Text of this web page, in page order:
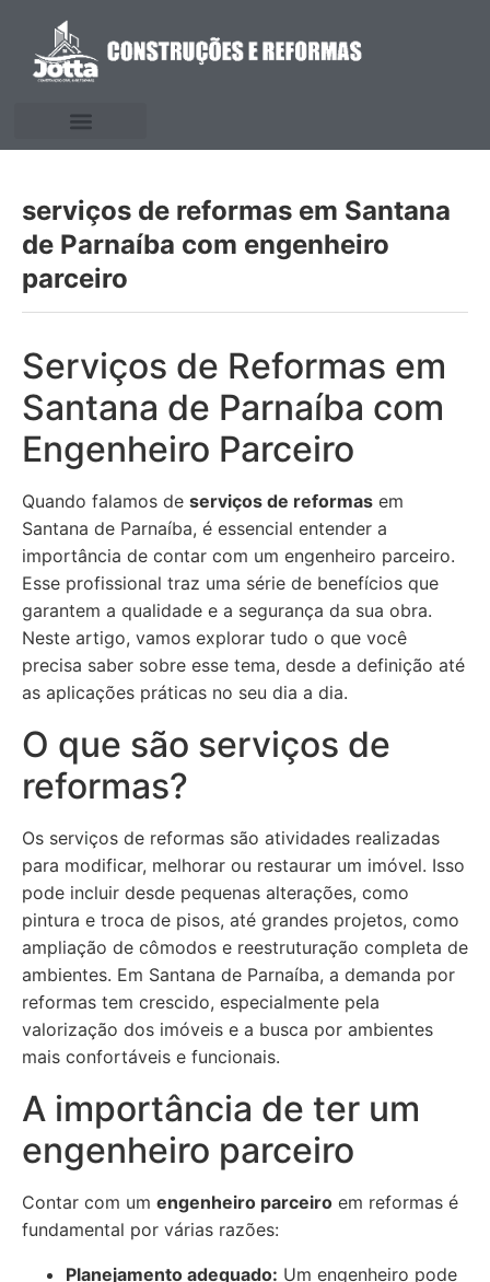
serviços de reformas em Santana
de Parnaíba com engenheiro
parceiro
Serviços de Reformas em
Santana de Parnaíba com
Engenheiro Parceiro
Quando falamos de serviços de reformas em
Santana de Parnaíba, é essencial entender a
importância de contar com um engenheiro parceiro.
Esse profissional traz uma série de benefícios que
garantem a qualidade e a segurança da sua obra.
Neste artigo, vamos explorar tudo o que você
precisa saber sobre esse tema, desde a definição até
as aplicações práticas no seu dia a dia.
O que são serviços de
reformas?
Os serviços de reformas são atividades realizadas
para modificar, melhorar ou restaurar um imóvel. Isso
pode incluir desde pequenas alterações, como
pintura e troca de pisos, até grandes projetos, como
ampliação de cômodos e reestruturação completa de
ambientes. Em Santana de Parnaíba, a demanda por
reformas tem crescido, especialmente pela
valorização dos imóveis e a busca por ambientes
mais confortáveis e funcionais.
A importância de ter um
engenheiro parceiro
Contar com um engenheiro parceiro em reformas é
fundamental por várias razões:
Planejamento adequado: Um engenheiro pode